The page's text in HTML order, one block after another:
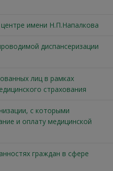
имени Н.П.Напалкова
диспансеризации
лиц в рамках
страхования
с которыми
и оплату медицинской
граждан в сфере